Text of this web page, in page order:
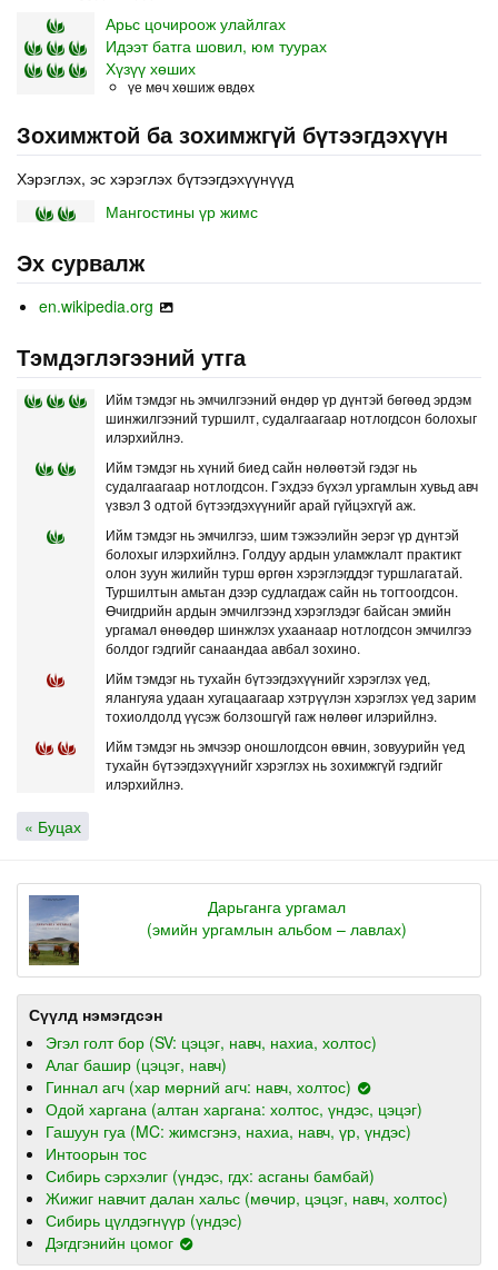
Арьс цочироож улайлгах
Идээт батга шовил, юм туурах
Хүзүү хөших
үе мөч хөшиж өвдөх
Зохимжтой ба зохимжгүй бүтээгдэхүүн
Хэрэглэх, эс хэрэглэх бүтээгдэхүүнүүд
Мангостины үр жимс
Эх сурвалж
en.wikipedia.org
Тэмдэглэгээний утга
Ийм тэмдэг нь эмчилгээний өндөр үр дүнтэй бөгөөд эрдэм
шинжилгээний туршилт, судалгаагаар нотлогдсон болохыг
илэрхийлнэ.
Ийм тэмдэг нь хүний биед сайн нөлөөтэй гэдэг нь
судалгаагаар нотлогдсон. Гэхдээ бүхэл ургамлын хувьд авч
үзвэл 3 одтой бүтээгдэхүүнийг арай гүйцэхгүй аж.
Ийм тэмдэг нь эмчилгээ, шим тэжээлийн эерэг үр дүнтэй
болохыг илэрхийлнэ. Голдуу ардын уламжлалт практикт
олон зуун жилийн турш өргөн хэрэглэгддэг туршлагатай.
Туршилтын амьтан дээр судлагдаж сайн нь тогтоогдсон.
Өчигдрийн ардын эмчилгээнд хэрэглэдэг байсан эмийн
ургамал өнөөдөр шинжлэх ухаанаар нотлогдсон эмчилгээ
болдог гэдгийг санаандаа авбал зохино.
Ийм тэмдэг нь тухайн бүтээгдэхүүнийг хэрэглэх үед,
ялангуяа удаан хугацаагаар хэтрүүлэн хэрэглэх үед зарим
тохиолдолд үүсэж болзошгүй гаж нөлөөг илэрийлнэ.
Ийм тэмдэг нь эмчээр оношлогдсон өвчин, зовуурийн үед
тухайн бүтээгдэхүүнийг хэрэглэх нь зохимжгүй гэдгийг
илэрхийлнэ.
« Буцах
Дарьганга ургамал
(эмийн ургамлын альбом – лавлах)
Сүүлд нэмэгдсэн
Эгэл голт бор (SV: цэцэг, навч, нахиа, холтос)
Алаг башир (цэцэг, навч)
Гиннал агч (хар мөрний агч: навч, холтос)
Одой харгана (алтан харгана: холтос, үндэс, цэцэг)
Гашуун гуа (MC: жимсгэнэ, нахиа, навч, үр, үндэс)
Интоорын тос
Сибирь сэрхэлиг (үндэс, гдх: асганы бамбай)
Жижиг навчит далан хальс (мөчир, цэцэг, навч, холтос)
Сибирь цүлдэгнүүр (үндэс)
Дэгдгэнийн цомог